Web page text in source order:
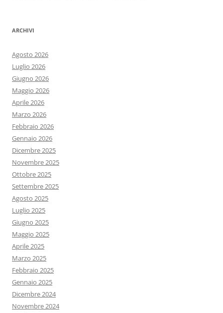
ARCHIVI
Agosto 2026
Luglio 2026
Giugno 2026
Maggio 2026
Aprile 2026
Marzo 2026
Febbraio 2026
Gennaio 2026
Dicembre 2025
Novembre 2025
Ottobre 2025
Settembre 2025
Agosto 2025
Luglio 2025
Giugno 2025
Maggio 2025
Aprile 2025
Marzo 2025
Febbraio 2025
Gennaio 2025
Dicembre 2024
Novembre 2024